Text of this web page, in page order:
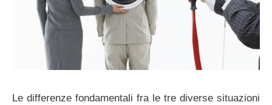
Le differenze fondamentali fra le tre diverse situazioni